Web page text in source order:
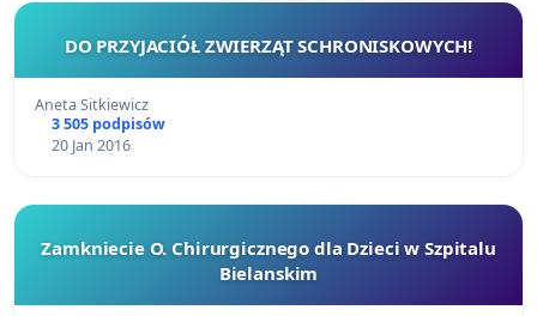
DO PRZYJACIÓŁ ZWIERZĄT SCHRONISKOWYCH!
Aneta Sitkiewicz
3 505 podpisów
20 Jan 2016
Zamkniecie O. Chirurgicznego dla Dzieci w Szpitalu
Bielanskim